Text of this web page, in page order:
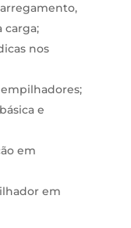
nos
e
em
em